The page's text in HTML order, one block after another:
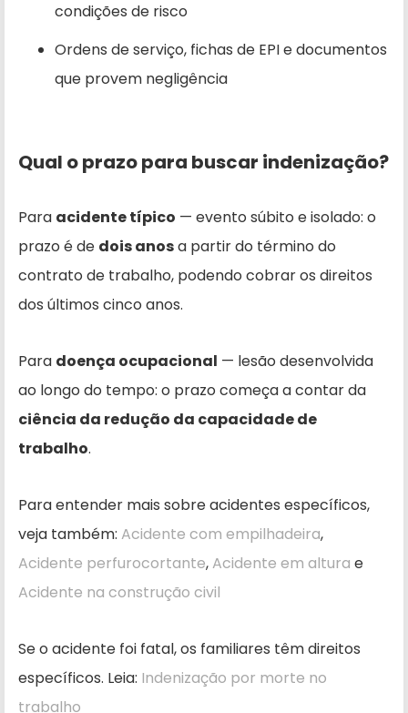
condições de risco
Ordens de serviço, fichas de EPI e documentos
que provem negligência
Qual o prazo para buscar indenização?
Para acidente típico — evento súbito e isolado: o
prazo é de dois anosa partir do término do
contrato de trabalho, podendo cobrar os direitos
dos últimos cinco anos.
Para doença ocupacional — lesão desenvolvida
ao longo do tempo: o prazo começa a contar da
ciência da redução da capacidade de
trabalho.
Para entender mais sobre acidentes específicos,
veja também: Acidente com empilhadeira,
Acidente perfurocortante,Acidente em altura e
Acidente na construção civil
Se o acidente foi fatal, os familiares têm direitos
específicos. Leia: Indenização por morte no
trabalho